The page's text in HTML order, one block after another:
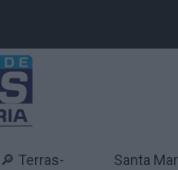
🔎 Terras-
Santa